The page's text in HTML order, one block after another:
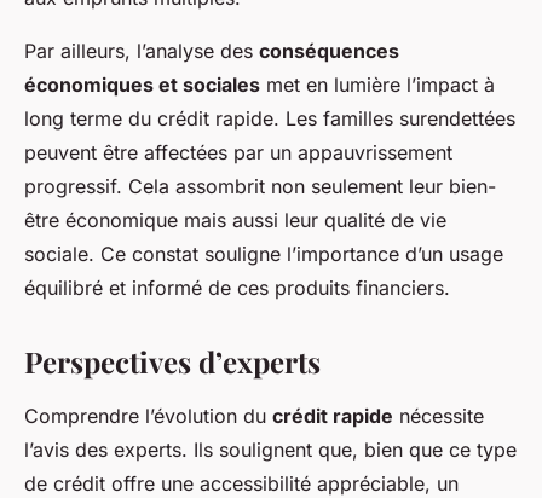
Par ailleurs, l’analyse des conséquences
économiques et sociales met en lumière l’impact à
long terme du crédit rapide. Les familles surendettées
peuvent être affectées par un appauvrissement
progressif. Cela assombrit non seulement leur bien-
être économique mais aussi leur qualité de vie
sociale. Ce constat souligne l’importance d’un usage
équilibré et informé de ces produits financiers.
Perspectives d’experts
Comprendre l’évolution du crédit rapide nécessite
l’avis des experts. Ils soulignent que, bien que ce type
de crédit offre une accessibilité appréciable, un